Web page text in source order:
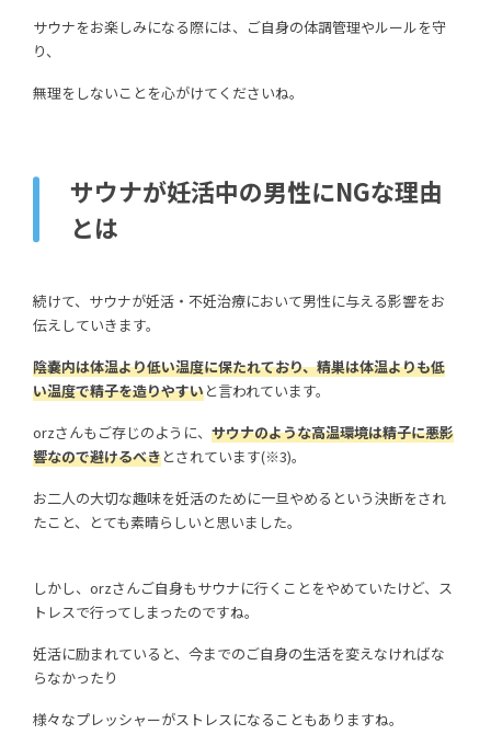
サウナをお楽しみになる際には、ご自身の体調管理やルールを守
り、
無理をしないことを心がけてくださいね。
サウナが妊活中の男性にNGな理由
とは
続けて、サウナが妊活・不妊治療において男性に与える影響をお
伝えしていきます。
陰嚢内は体温より低い温度に保たれており、精巣は体温よりも低
い温度で精子を造りやすいと言われています。
orzさんもご存じのように、 サウナのような高温環境は精子に悪影
響なので避けるべきとされています(※3)。
お二人の大切な趣味を妊活のために一旦やめるという決断をされ
たこと、とても素晴らしいと思いました。
しかし、orzさんご自身もサウナに行くことをやめていたけど、ス
トレスで行ってしまったのですね。
妊活に励まれていると、今までのご自身の生活を変えなければな
らなかったり
様々なプレッシャーがストレスになることもありますね。